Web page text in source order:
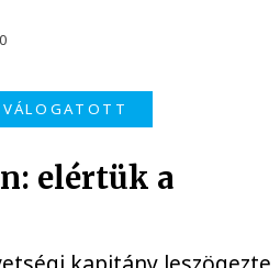
elértük a